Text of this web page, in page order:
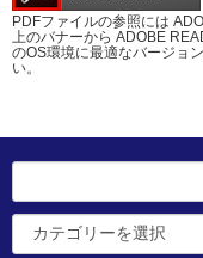
PDFファイルの参照には
上のバナーから ADOBE
のOS環境に最適なバージョ
い。